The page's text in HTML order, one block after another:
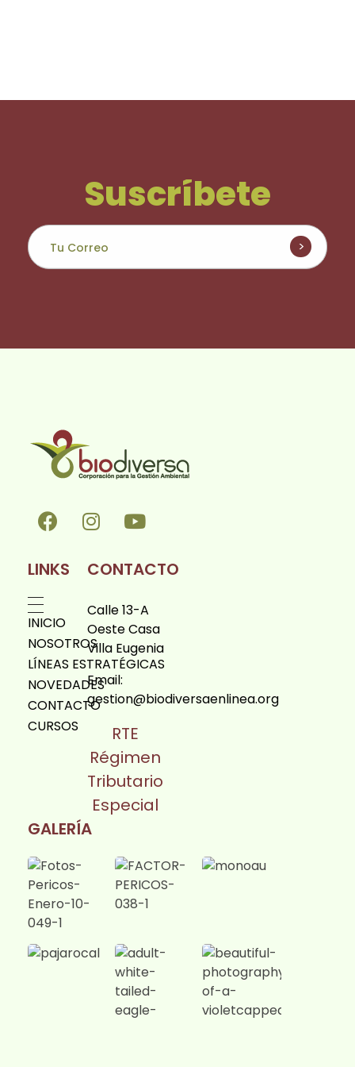
Suscríbete
LINKS
INICIO
NOSOTROS
LÍNEAS ESTRATÉGICAS
NOVEDADES
CONTACTO
CURSOS
CONTACTO
Calle 13-A
Oeste Casa
Villa Eugenia
Email:
gestion@biodiversaenlinea.org
RTE
Régimen
Tributario
Especial
GALERÍA